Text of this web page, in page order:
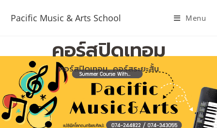
Pacific Music & Arts School Menu
คอร์สปิดเทอม
คอร์สปิดเทอม, คอร์สระยะสั้น